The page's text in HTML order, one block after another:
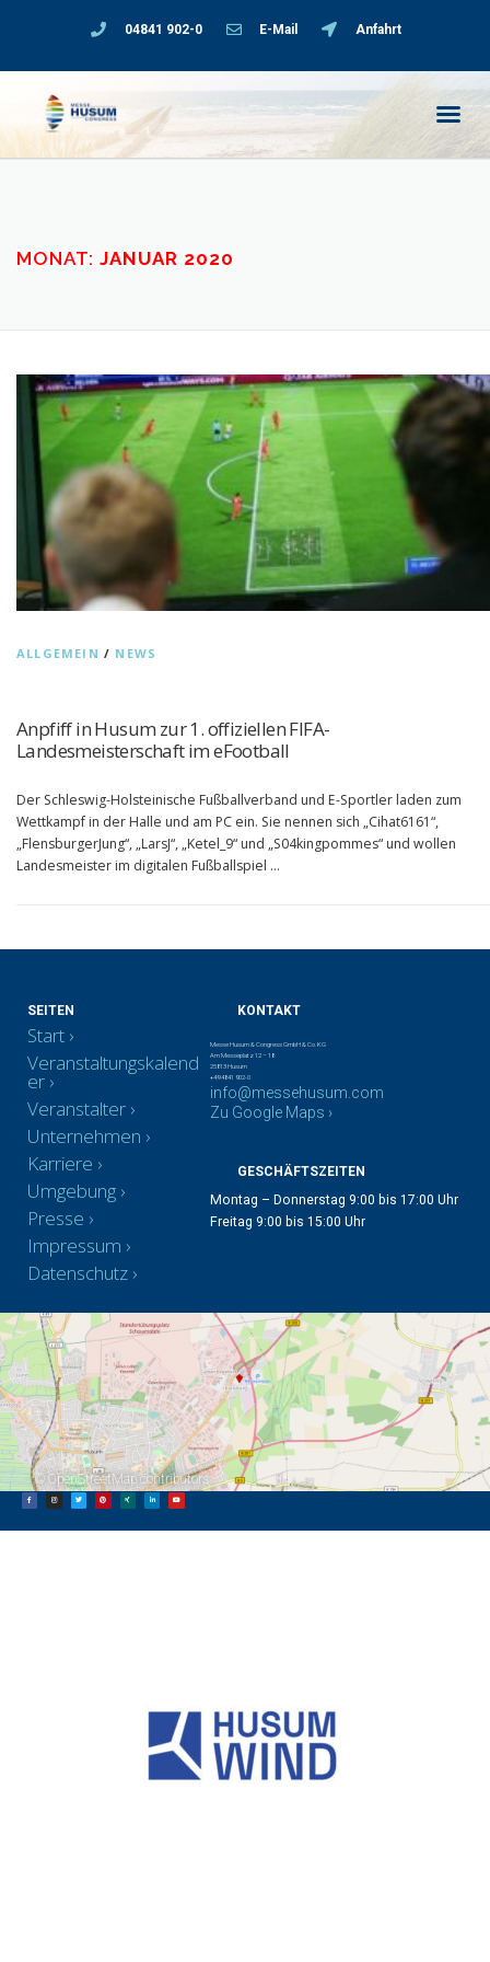
04841 902-0 E-Mail Anfahrt
MONAT: JANUAR 2020
ALLGEMEIN / NEWS
Anpfiff in Husum zur 1. offiziellen FIFA-
Landesmeisterschaft im eFootball
Der Schleswig-Holsteinische Fußballverband und E-Sportler laden zum
Wettkampf in der Halle und am PC ein. Sie nennen sich „Cihat6161“,
„FlensburgerJung“, „LarsJ“, „Ketel_9“ und „S04kingpommes“ und wollen
Landesmeister im digitalen Fußballspiel …
SEITEN
Start
Veranstaltungskalend
er
Veranstalter
Unternehmen
Karriere
Umgebung
Presse
Impressum
Datenschutz
KONTAKT
Messe Husum & Congress GmbH & Co. KG
Am Messeplatz 12 – 18
25813 Husum
+49 4841 902-0
info@messehusum.com
Zu Google Maps ›
GESCHÄFTSZEITEN
Montag – Donnerstag 9:00 bis 17:00 Uhr
Freitag 9:00 bis 15:00 Uhr
© OpenStreetMapcontributors